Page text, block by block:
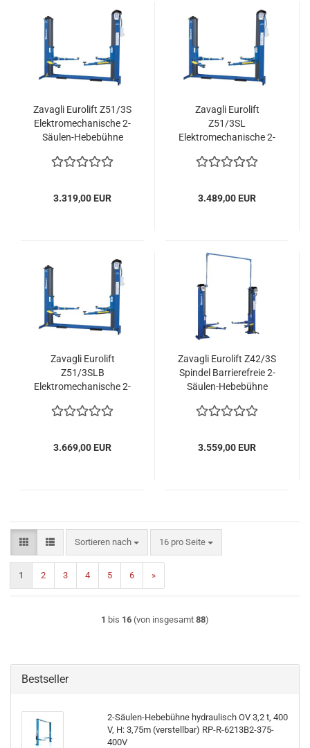
Zavagli Eurolift Z51/3S
Elektromechanische 2-
Säulen-Hebebühne
3.319,00 EUR
Zavagli Eurolift
Z51/3SL
Elektromechanische 2-
3500kg
3.489,00 EUR
Zavagli Eurolift
Z51/3SLB
Elektromechanische 2-
3500kg mit langen
3.669,00 EUR
Zavagli Eurolift Z42/3S
Spindel Barrierefreie 2-
Säulen-Hebebühne
3.559,00 EUR
Sortieren nach
Sortieren nach 16 pro Seite
pro Seite
1 2 3 4 5 6 »
1 bis 16 (von insgesamt 88)
Bestseller
2-Säulen-Hebebühne hydraulisch OV 3,2 t, 400
V, H: 3,75m (verstellbar) RP-R-6213B2-375-
400V